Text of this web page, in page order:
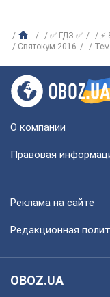
✅ ГДЗ ✅ ⚡
Святокум 2016
О компании
Правовая
Реклама на сайте
Редакционная
OBOZ.UA